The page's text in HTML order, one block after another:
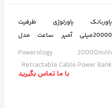
پاوربانک پاورلوژی ظرفیت
20000میلی آمپر ساعت مدل
PPBCHA72
Powerology 20000mAh
Retractable Cable Power Bank
با ما تماس بگیرید